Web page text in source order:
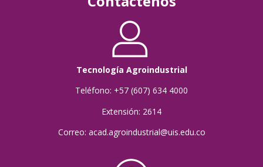
Tecnología Agroindustrial
Teléfono: +57 (607) 634 4000
Extensión: 2614
Correo: acad.agroindustrial@uis.edu.co